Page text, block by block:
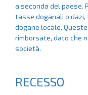
a seconda del paese.
tasse doganali o
dogane locale.
rimborsate, dato che
società.
RECESSO